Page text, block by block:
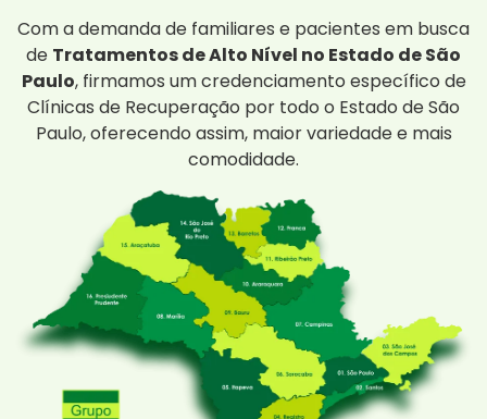
Com a demanda de familiares e pacientes em busca
de Tratamentos de Alto Nível no Estado de São
Paulo, firmamos um credenciamento específico de
Clínicas de Recuperação por todo o Estado de São
Paulo, oferecendo assim, maior variedade e mais
comodidade.